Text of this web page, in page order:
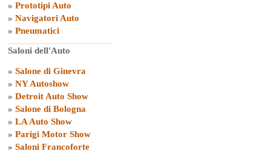
» Prototipi Auto
» Navigatori Auto
» Pneumatici
Saloni dell'Auto
» Salone di Ginevra
» NY Autoshow
» Detroit Auto Show
» Salone di Bologna
» LA Auto Show
» Parigi Motor Show
» Saloni Francoforte